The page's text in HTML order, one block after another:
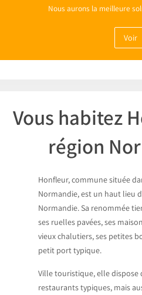
Nous aurons la meilleure
Voir
Vous habitez
région
Honfleur, commune située
Normandie, est un haut lieu
Normandie. Sa renommée
ses ruelles pavées, ses
vieux chalutiers, ses petites
petit port typique.
Ville touristique, elle
restaurants typiques, mais